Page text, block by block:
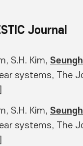
Journal
S.H. Kim,
systems, The
S.H. Kim,
systems, The